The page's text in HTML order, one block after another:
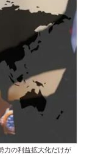
力の利益拡大化だけが